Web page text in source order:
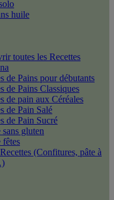
huile
toutes les Recettes
de Pains pour débutants
de Pains Classiques
de pain aux Céréales
de Pain Salé
de Pain Sucré
sans gluten
fêtes
(Confitures, pâte à